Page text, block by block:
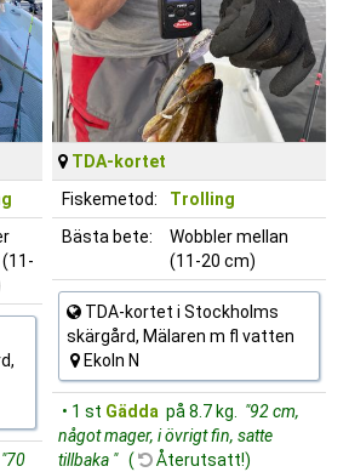
"70
TDA-kortet
Fiskemetod:
Trolling
Bästa bete:
Wobbler mellan
(11-20 cm)
TDA-kortet i Stockholms
skärgård, Mälaren m fl vatten
Ekoln N
• 1 st Gädda på 8.7 kg.
"92 cm,
något mager, i övrigt fin, satte
tillbaka " (
Återutsatt!)